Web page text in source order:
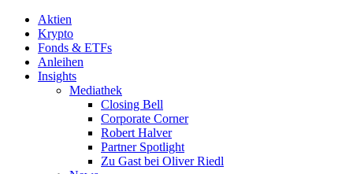
Aktien
Krypto
Fonds & ETFs
Anleihen
Insights
Mediathek
Closing Bell
Corporate Corner
Robert Halver
Partner Spotlight
Zu Gast bei Oliver Riedl